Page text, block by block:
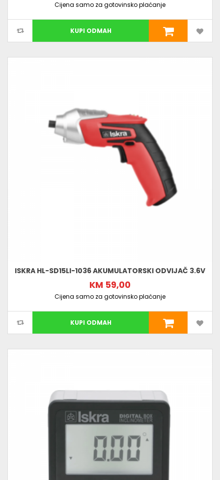
Cijena samo za gotovinsko plaćanje
KUPI ODMAH
ISKRA HL-SD15LI-1036 AKUMULATORSKI ODVIJAČ 3.6V
KM 59,00
Cijena samo za gotovinsko plaćanje
KUPI ODMAH